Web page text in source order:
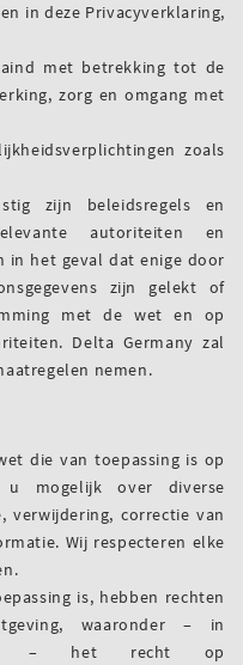
in deze Privacyverklaring,
met betrekking tot de
zorg en omgang met
zoals
zijn beleidsregels en
autoriteiten en
in het geval dat enige door
zijn gelekt of
met de wet en op
Delta Germany zal
nemen.
die van toepassing is op
u mogelijk over diverse
verwijdering, correctie van
Wij respecteren elke
is, hebben rechten
waaronder – in
– het recht op